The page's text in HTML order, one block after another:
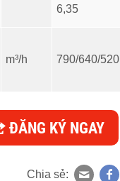
6,35
m³/h 790/640/520
ĐĂNG KÝ NGAY
Chia sẻ: